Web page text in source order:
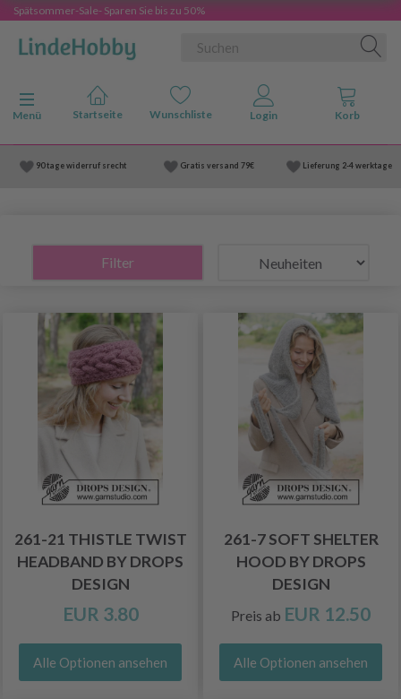
Spätsommer-Sale- Sparen Sie bis zu 50%
Anzeige ändern
Menü
90 tage widerruf srecht Gratis versand 79€ Lieferung 2-4 werktage
Filter
261-21 THISTLE TWIST
HEADBAND BY DROPS
DESIGN
EUR 3.80
Alle Optionen ansehen
261-7 SOFT SHELTER
HOOD BY DROPS
DESIGN
Preis ab EUR 12.50
Alle Optionen ansehen